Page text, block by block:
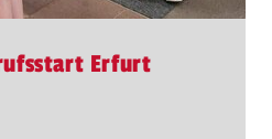
Erfurt